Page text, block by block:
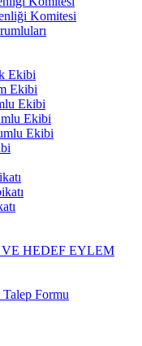
Komitesi
Ekibi
Ekibi
Ekibi
Ekibi
Ekibi
HEDEF EYLEM
Formu